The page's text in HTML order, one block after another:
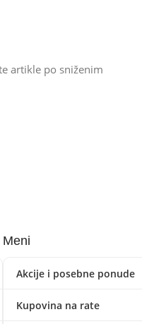
artikle po sniženim
Meni
Akcije i posebne ponude
Kupovina na rate